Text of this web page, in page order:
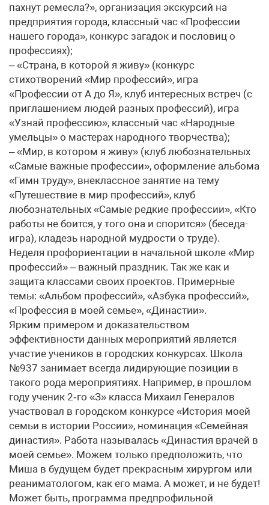
пахнут ремесла?», организация экскурсий на
предприятия города, классный час «Профессии
нашего города», конкурс загадок и пословиц о
профессиях);
– «Страна, в которой я живу» (конкурс
стихотворений «Мир профессий», игра
«Профессии от А до Я», клуб интересных встреч (с
приглашением людей разных профессий), игра
«Узнай профессию», классный час «Народные
умельцы» о мастерах народного творчества);
– «Мир, в котором я живу» (клуб любознательных
«Самые важные профессии», оформление альбома
«Гимн труду», внеклассное занятие на тему
«Путешествие в мир профессий», клуб
любознательных «Самые редкие профессии», «Кто
работы не боится, у того она и спорится» (беседа-
игра), кладезь народной мудрости о труде).
Неделя профориентации в начальной школе «Мир
профессий» – важный праздник. Так же как и
защита классами своих проектов. Примерные
темы: «Альбом профессий», «Азбука профессий»,
«Профессия в моей семье», «Династии».
Ярким примером и доказательством
эффективности данных мероприятий является
участие учеников в городских конкурсах. Школа
№937 занимает всегда лидирующие позиции в
такого рода мероприятиях. Например, в прошлом
году ученик 2‑го «З» класса Михаил Генералов
участвовал в городском конкурсе «История моей
семьи в истории России», номинация «Семейная
династия». Работа называлась «Династия врачей в
моей семье». Можем только предположить, что
Миша в будущем будет прекрасным хирургом или
реаниматологом, как его мама. А может, и не будет!
Может быть, программа предпрофильной